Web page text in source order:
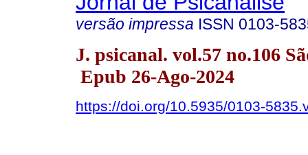
versão impressa ISSN 0103-
J. psicanal. vol.57 no.106
Epub 26-Ago-2024
https://doi.org/10.5935/0103-